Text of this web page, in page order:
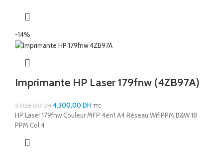
-14%
Imprimante HP Laser 179fnw (4ZB97A)
5.028,00DH 4.300,00DH TTC
HP Laser 179fnw Couleur MFP 4en1 A4 Réseau WifiPPM B&W 18
PPM Col 4